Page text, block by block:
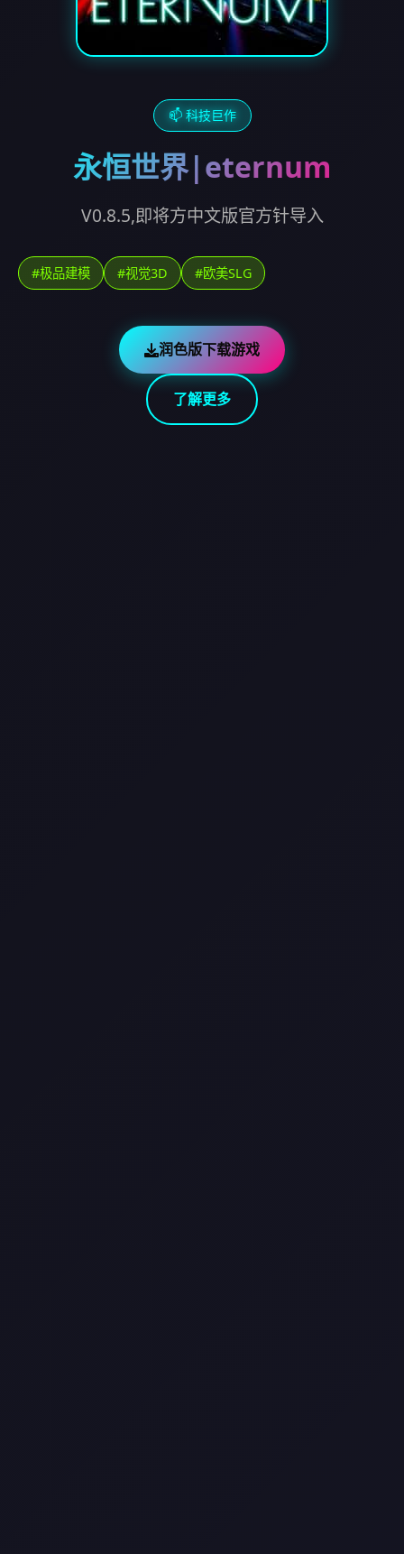
📫 科技巨作
永恒世界|eternum
V0.8.5,即将方中文版官方针导入
#极品建模 #视觉3D #欧美SLG
润色版下载游戏
了解更多